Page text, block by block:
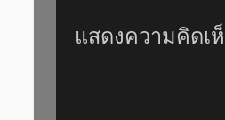
แสดงความคิดเ